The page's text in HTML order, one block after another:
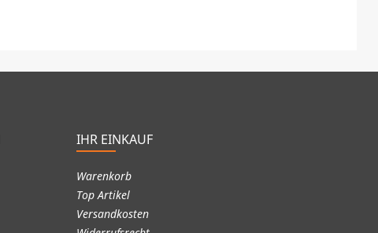
IHR EINKAUF
Warenkorb
Top Artikel
Versandkosten